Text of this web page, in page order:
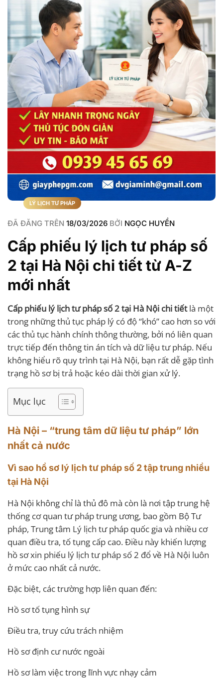
LÝ LỊCH TƯ PHÁP
ĐÃ ĐĂNG TRÊN 18/03/2026 BỞI NGỌC HUYỀN
Cấp phiếu lý lịch tư pháp số
2 tại Hà Nội chi tiết từ A-Z
mới nhất
Cấp phiếu lý lịch tư pháp số 2 tại Hà Nội chi tiếtlà một
trong những thủ tục pháp lý có độ “khó” cao hơn so với
các thủ tục hành chính thông thường, bởi nó liên quan
trực tiếp đến thông tin án tích và dữ liệu tư pháp. Nếu
không hiểu rõ quy trình tại Hà Nội, bạn rất dễ gặp tình
trạng hồ sơ bị trả hoặc kéo dài thời gian xử lý.
Mục lục
Hà Nội – “trung tâm dữ liệu tư pháp” lớn
nhất cả nước
Vì sao hồ sơ lý lịch tư pháp số 2 tập trung nhiều
tại Hà Nội
Hà Nội không chỉ là thủ đô mà còn là nơi tập trung hệ
thống cơ quan tư pháp trung ương, bao gồm Bộ Tư
pháp, Trung tâm Lý lịch tư pháp quốc gia và nhiều cơ
quan điều tra, tố tụng cấp cao. Điều này khiến lượng
hồ sơ xin phiếu lý lịch tư pháp số 2 đổ về Hà Nội luôn
ở mức cao nhất cả nước.
Đặc biệt, các trường hợp liên quan đến:
Hồ sơ tố tụng hình sự
Điều tra, truy cứu trách nhiệm
Hồ sơ định cư nước ngoài
Hồ sơ làm việc trong lĩnh vực nhạy cảm